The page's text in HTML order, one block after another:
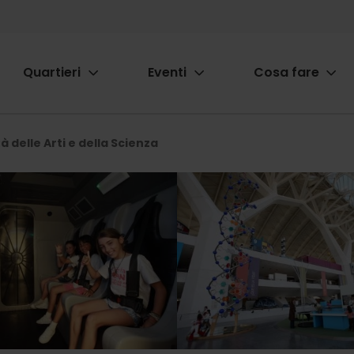
Quartieri Eventi Cosa fare
delle Arti e della Scienza